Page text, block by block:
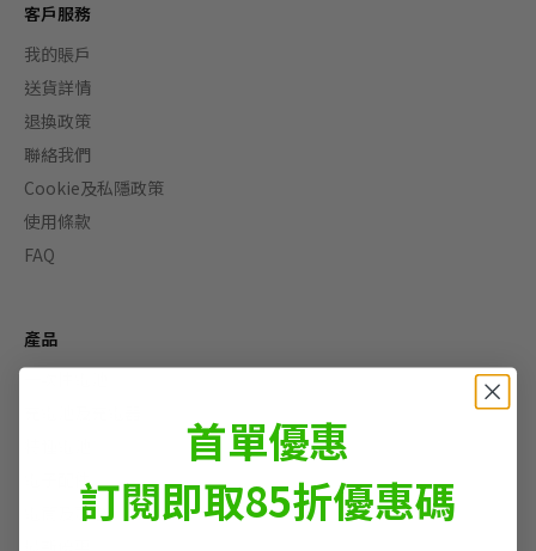
客戶服務
我的賬戶
送貨詳情
退換政策
聯絡我們
Cookie及私隱政策
使用條款
FAQ
產品
電子配件
電筒及頭燈
首單優惠
訂閱即取85折優惠碼